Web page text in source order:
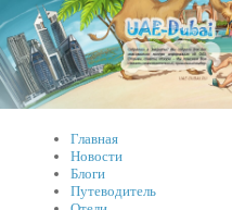
Главная
Новости
Блоги
Путеводитель